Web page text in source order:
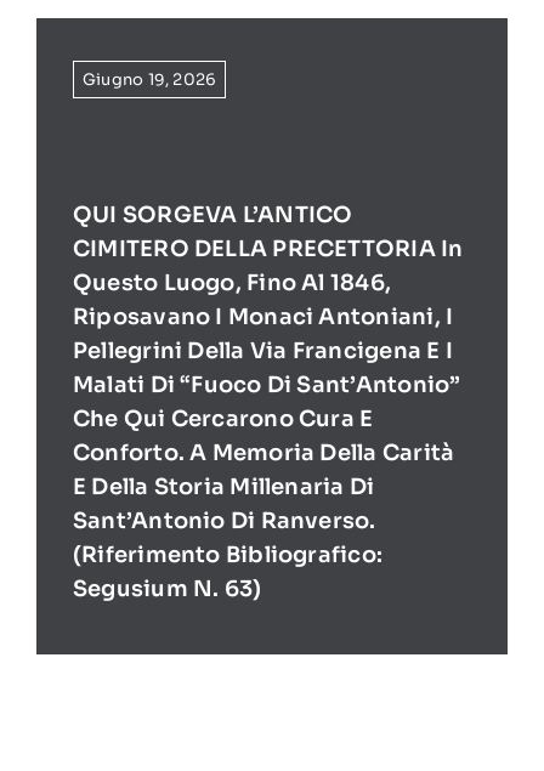
Giugno 19, 2026
QUI SORGEVA L’ANTICO
CIMITERO DELLA PRECETTORIA In
Questo Luogo, Fino Al 1846,
Riposavano I Monaci Antoniani, I
Pellegrini Della Via Francigena E I
Malati Di “Fuoco Di Sant’Antonio”
Che Qui Cercarono Cura E
Conforto. A Memoria Della Carità
E Della Storia Millenaria Di
Sant’Antonio Di Ranverso.
(Riferimento Bibliografico:
Segusium N. 63)